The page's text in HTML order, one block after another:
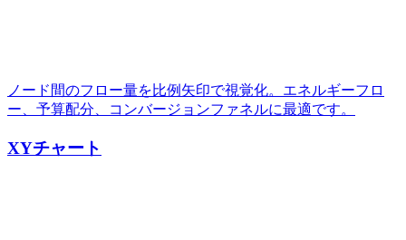
ノード間のフロー量を比例矢印で視覚化。エネルギーフロ
ー、予算配分、コンバージョンファネルに最適です。
XYチャート